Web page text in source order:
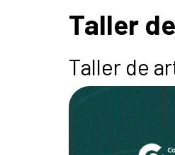
Taller
Taller de